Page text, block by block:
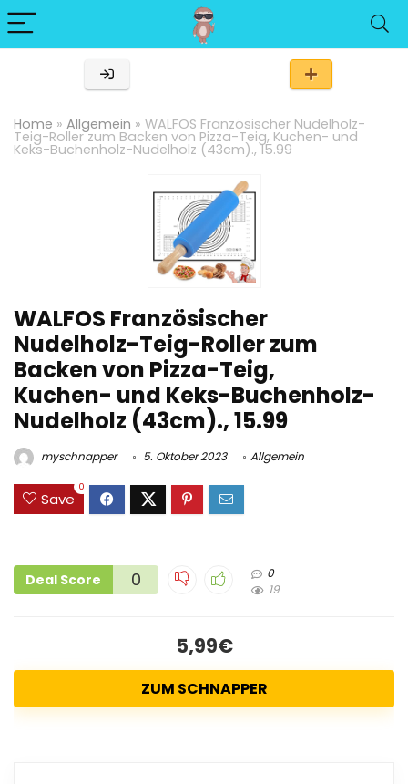
Home » Allgemein » WALFOS Französischer Nudelholz-
Teig-Roller zum Backen von Pizza-Teig, Kuchen- und
Keks-Buchenholz-Nudelholz (43cm)., 15.99
WALFOS Französischer
Nudelholz-Teig-Roller zum
Backen von Pizza-Teig,
Kuchen- und Keks-Buchenholz-
Nudelholz (43cm)., 15.99
myschnapper 5. Oktober 2023 Allgemein
Save
0
Deal Score 0
0
19
5,99€
ZUM SCHNAPPER